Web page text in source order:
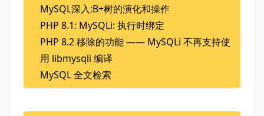
MySQL深入:B+树的演化和操作
PHP 8.1: MySQLi: 执行时绑定
PHP 8.2 移除的功能 —— MySQLi 不再支持使
用 libmysqli 编译
MySQL 全文检索